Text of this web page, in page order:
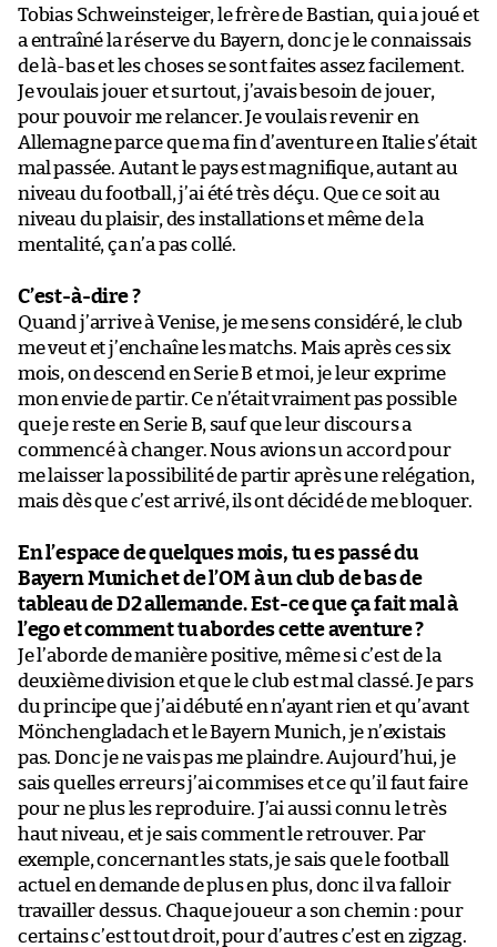
Tobias Schweinsteiger, le frère de Bastian, qui a joué et
a entraîné la réserve du Bayern, donc je le connaissais
de là-bas et les choses se sont faites assez facilement.
Je voulais jouer et surtout, j’avais besoin de jouer,
pour pouvoir me relancer. Je voulais revenir en
Allemagne parce que ma fin d’aventure en Italie s’était
mal passée. Autant le pays est magnifique, autant au
niveau du football, j’ai été très déçu. Que ce soit au
niveau du plaisir, des installations et même de la
mentalité, ça n’a pas collé.
C’est-à-dire ?
Quand j’arrive à Venise, je me sens considéré, le club
me veut et j’enchaîne les matchs. Mais après ces six
mois, on descend en Serie B et moi, je leur exprime
mon envie de partir. Ce n’était vraiment pas possible
que je reste en Serie B, sauf que leur discours a
commencé à changer. Nous avions un accord pour
me laisser la possibilité de partir après une relégation,
mais dès que c’est arrivé, ils ont décidé de me bloquer.
En l’espace de quelques mois, tu es passé du
Bayern Munich et de l’OM à un club de bas de
tableau de D2 allemande. Est-ce que ça fait mal à
l’ego et comment tu abordes cette aventure ?
Je l’aborde de manière positive, même si c’est de la
deuxième division et que le club est mal classé. Je pars
du principe que j’ai débuté en n’ayant rien et qu’avant
Mönchengladach et le Bayern Munich, je n’existais
pas. Donc je ne vais pas me plaindre. Aujourd’hui, je
sais quelles erreurs j’ai commises et ce qu’il faut faire
pour ne plus les reproduire. J’ai aussi connu le très
haut niveau, et je sais comment le retrouver. Par
exemple, concernant les stats, je sais que le football
actuel en demande de plus en plus, donc il va falloir
travailler dessus. Chaque joueur a son chemin : pour
certains c’est tout droit, pour d’autres c’est en zigzag.